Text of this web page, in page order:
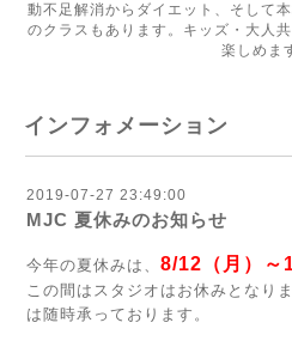
動不足解消からダイエット、そして
のクラスもあります。キッズ・大人
楽しめま
インフォメーション
2019-07-27 23:49:00
MJC 夏休みのお知らせ
今年の夏休みは、 8/12（月）～
この間はスタジオはお休みとなり
は随時承っております。